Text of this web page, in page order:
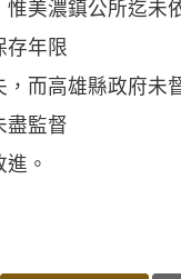
美濃鎮公所迄未
存年限
，而高雄縣政府未
盡監督
。